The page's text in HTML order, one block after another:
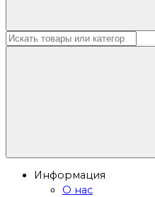
Информация
О нас